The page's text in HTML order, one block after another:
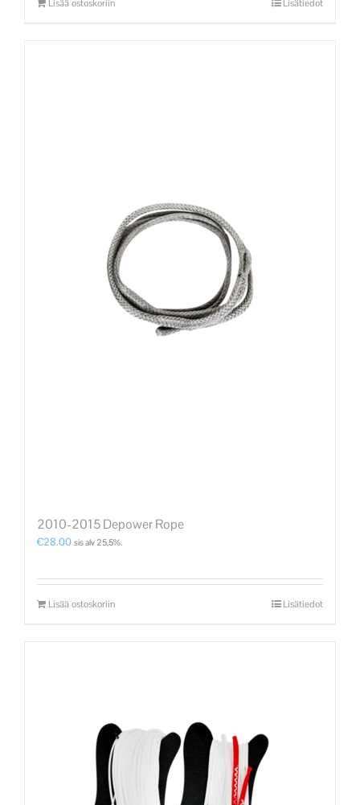
Lisää ostoskoriin Lisätiedot
2010-2015 Depower Rope
€28.00 sis alv 25,5%.
Lisää ostoskoriin Lisätiedot